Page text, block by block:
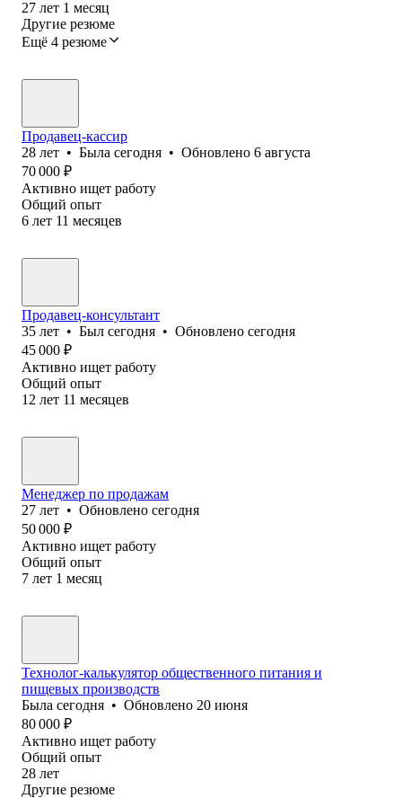
27 лет 1 месяц
Другие резюме
Ещё 4 резюме
Продавец-кассир
28 лет • Была сегодня • Обновлено 6 августа
70 000 ₽
Активно ищет работу
Общий опыт
6 лет 11 месяцев
Продавец-консультант
35 лет • Был сегодня • Обновлено сегодня
45 000 ₽
Активно ищет работу
Общий опыт
12 лет 11 месяцев
Менеджер по продажам
27 лет • Обновлено сегодня
50 000 ₽
Активно ищет работу
Общий опыт
7 лет 1 месяц
Технолог-калькулятор общественного питания и
пищевых производств
Была сегодня • Обновлено 20 июня
80 000 ₽
Активно ищет работу
Общий опыт
28 лет
Другие резюме